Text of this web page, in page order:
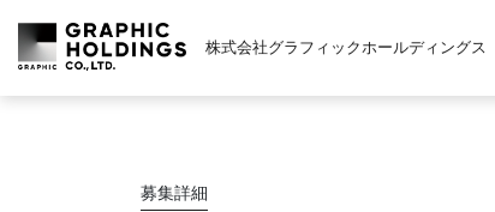
株式会社グラフィックホールディングス
募集詳細